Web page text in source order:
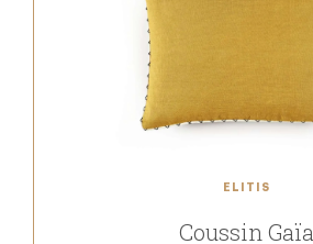
ELITIS
Coussin Gaïa